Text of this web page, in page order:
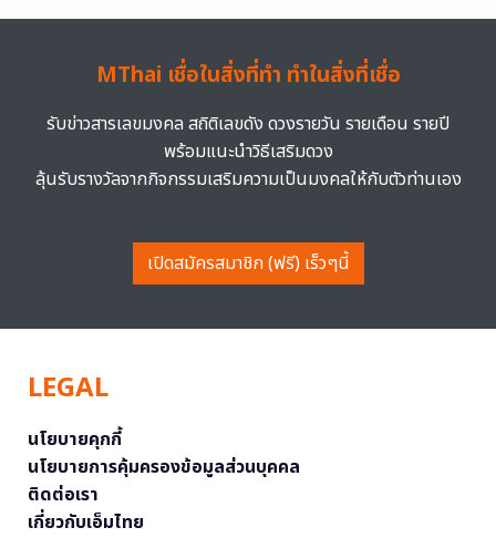
MThai เชื่อในสิ่งที่ทำ ทำในสิ่งที่เชื่อ
รับข่าวสารเลขมงคล สถิติเลขดัง ดวงรายวัน รายเดือน รายปี
พร้อมแนะนำวิธีเสริมดวง
ลุ้นรับรางวัลจากกิจกรรมเสริมความเป็นมงคลให้กับตัวท่านเอง
เปิดสมัครสมาชิก (ฟรี) เร็วๆนี้
LEGAL
นโยบายคุกกี้
นโยบายการคุ้มครองข้อมูลส่วนบุคคล
ติดต่อเรา
เกี่ยวกับเอ็มไทย